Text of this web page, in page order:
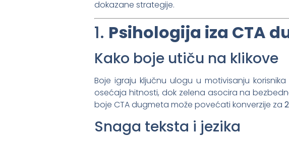
dokazane strategije.
1. Psihologija iza CTA
Kako boje utiču na klikove
Boje igraju ključnu ulogu u motivisanju
osećaja hitnosti, dok zelena asocira na
boje CTA dugmeta može povećati konverzije za
Snaga teksta i jezika